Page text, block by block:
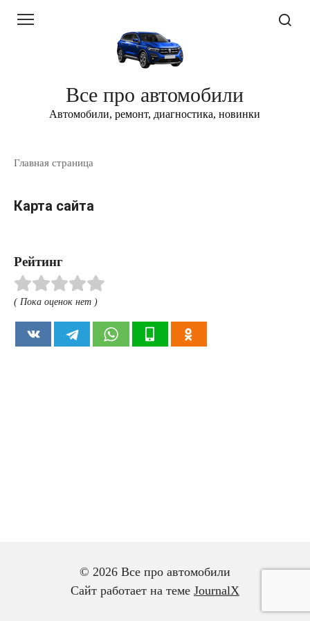
Все про автомобили
Автомобили, ремонт, диагностика, новинки
Главная страница
Карта сайта
Рейтинг
( Пока оценок нет )
© 2026 Все про автомобили
Сайт работает на теме JournalX